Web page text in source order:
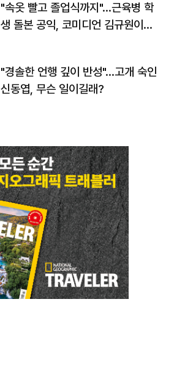
"속옷 빨고 졸업식까지"…근육병 학
생 돌본 공익, 코미디언 김규원이었
"경솔한 언행 깊이 반성"…고개 숙인
신동엽, 무슨 일이길래?